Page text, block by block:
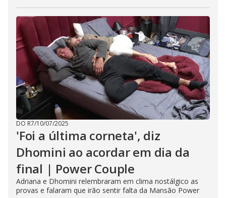
DO R7/10/07/2025
'Foi a última corneta', diz
Dhomini ao acordar em dia da
final | Power Couple
Adriana e Dhomini relembraram em clima nostálgico as
provas e falaram que irão sentir falta da Mansão Power